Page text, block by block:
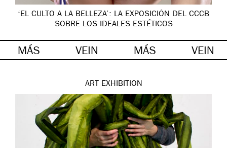
‘EL CULTO A LA BELLEZA’: LA EXPOSICIÓN DEL CCCB
SOBRE LOS IDEALES ESTÉTICOS
MÁS VEIN MÁS VEIN
ART EXHIBITION